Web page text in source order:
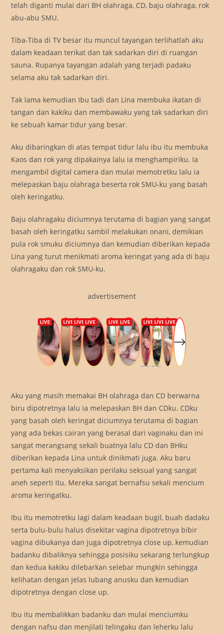
telah diganti mulai dari BH olahraga, CD, baju olahraga, rok
abu-abu SMU.
Tiba-Tiba di TV besar itu muncul tayangan terlihatlah aku
dalam keadaan terikat dan tak sadarkan diri di ruangan
sauna. Rupanya tayangan adalah yang terjadi padaku
selama aku tak sadarkan diri.
Tak lama kemudian Ibu tadi dan Lina membuka ikatan di
tangan dan kakiku dan membawaku yang tak sadarkan diri
ke sebuah kamar tidur yang besar.
Aku dibaringkan di atas tempat tidur lalu ibu itu membuka
Kaos dan rok yang dipakainya lalu ia menghampiriku. Ia
mengambil digital camera dan mulai memotretku lalu ia
melepaskan baju olahraga beserta rok SMU-ku yang basah
oleh keringatku.
Baju olahragaku diciumnya terutama di bagian yang sangat
basah oleh keringatku sambil melakukan onani, demikian
pula rok smuku diciumnya dan kemudian diberikan kepada
Lina yang turut menikmati aroma keringat yang ada di baju
olahragaku dan rok SMU-ku.
advertisement
Aku yang masih memakai BH olahraga dan CD berwarna
biru dipotretnya lalu ia melepaskan BH dan CDku. CDku
yang basah oleh keringat diciumnya terutama di bagian
yang ada bekas cairan yang berasal dari vaginaku dan ini
sangat merangsang sekali buatnya lalu CD dan BHku
diberikan kepada Lina untuk dinikmati juga. Aku baru
pertama kali menyaksikan perilaku seksual yang sangat
aneh seperti itu. Mereka sangat bernafsu sekali mencium
aroma keringatku.
Ibu itu memotretku lagi dalam keadaan bugil, buah dadaku
serta bulu-bulu halus disekitar vagina dipotretnya bibir
vagina dibukanya dan juga dipotretnya close up, kemudian
badanku dibaliknya sehingga posisiku sekarang terlungkup
dan kedua kakiku dilebarkan selebar mungkin sehingga
kelihatan dengan jelas lubang anusku dan kemudian
dipotretnya dengan close up.
Ibu itu membalikkan badanku dan mulai menciumku
dengan nafsu dan menjilati telingaku dan leherku lalu